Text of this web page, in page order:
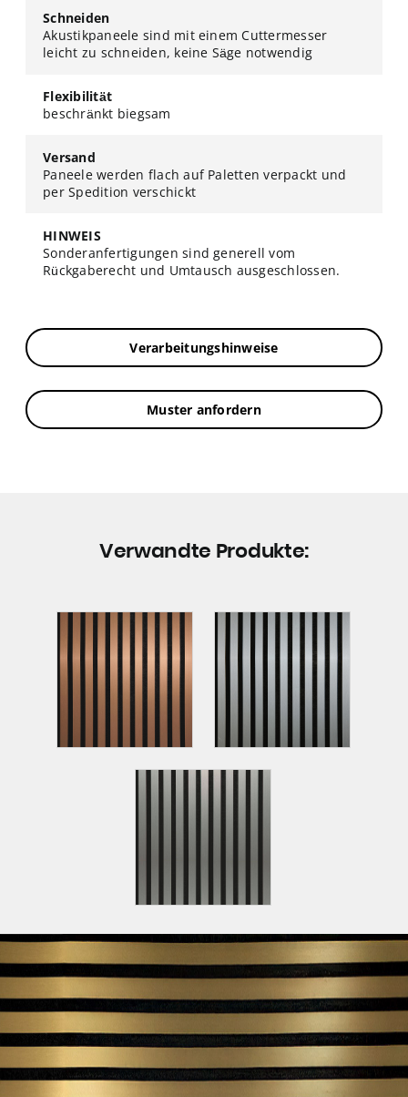
Schneiden
Akustikpaneele sind mit einem Cuttermesser
leicht zu schneiden, keine Säge notwendig
Flexibilität
beschränkt biegsam
Versand
Paneele werden flach auf Paletten verpackt und
per Spedition verschickt
HINWEIS
Sonderanfertigungen sind generell vom
Rückgaberecht und Umtausch ausgeschlossen.
Verarbeitungshinweise
Muster anfordern
Verwandte Produkte: